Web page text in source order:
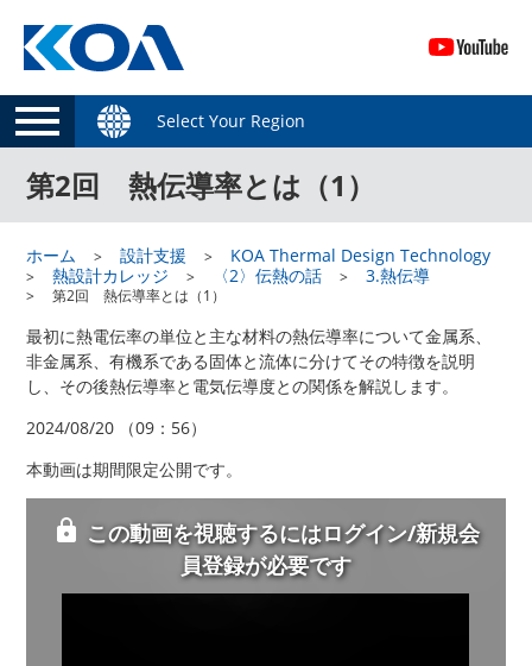
Select Your Region
第2回 熱伝導率とは（1）
ホーム 設計支援
KOA Thermal Design Technology
熱設計カレッジ
〈2〉伝熱の話 3.熱伝導
第2回 熱伝導率とは（1）
最初に熱電伝率の単位と主な材料の熱伝導率について金属系、
非金属系、有機系である固体と流体に分けてその特徴を説明
し、その後熱伝導率と電気伝導度との関係を解説します。
2024/08/20 （09：56）
本動画は期間限定公開です。
この動画を視聴するにはログイン/新規会
員登録が必要です